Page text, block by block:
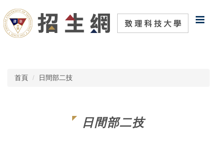
到
主
要
首頁 日間部二技
日間部二技